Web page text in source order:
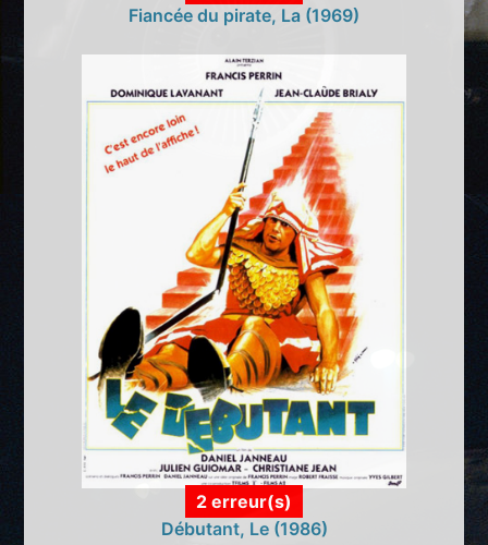
Fiancée du pirate, La (1969)
2 erreur(s)
Débutant, Le (1986)